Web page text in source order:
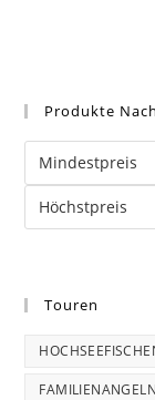
Produkte
Touren
FAMILIENANGELN